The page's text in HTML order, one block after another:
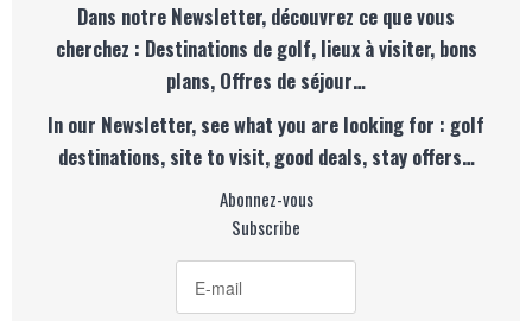
Dans notre Newsletter, découvrez ce que vous
cherchez : Destinations de golf, lieux à visiter, bons
plans, Offres de séjour…
In our Newsletter, see what you are looking for : golf
destinations, site to visit, good deals, stay offers…
Abonnez-vous
Subscribe